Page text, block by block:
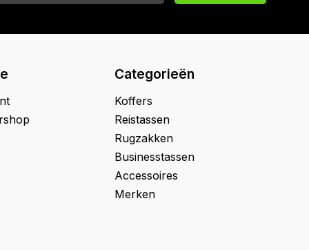
Categorieën
Koffers
Reistassen
Rugzakken
Businesstassen
Accessoires
Merken